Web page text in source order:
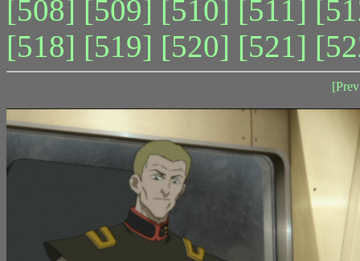
[508] [509] [510] [511]
[518] [519] [520] [521]